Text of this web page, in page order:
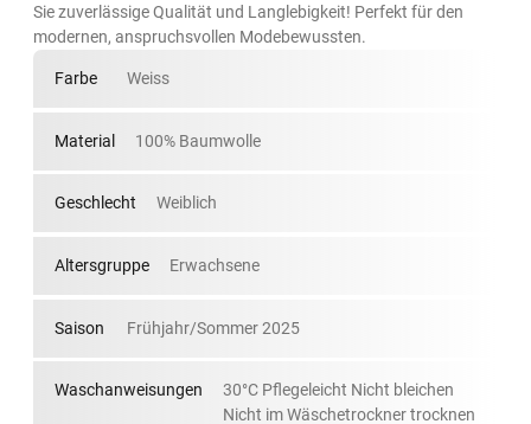
Sie zuverlässige Qualität und Langlebigkeit! Perfekt für den
modernen, anspruchsvollen Modebewussten.
Farbe Weiss
Material 100% Baumwolle
Geschlecht Weiblich
Altersgruppe Erwachsene
Saison Frühjahr/Sommer 2025
Waschanweisungen
30°C Pflegeleicht Nicht bleichen
Nicht im Wäschetrockner trocknen